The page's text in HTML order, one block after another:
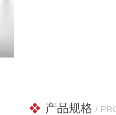
产品规格 /